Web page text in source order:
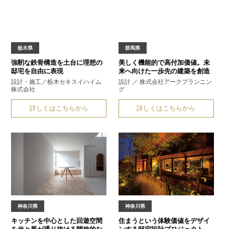
栃木県
強靭な鉄骨構造を土台に理想の
邸宅を自由に表現
設計・施工／栃木セキスイハイム
株式会社
詳しくはこちらから
群馬県
美しく機能的で高付加価値。未
来へ向けた一歩先の建築を創造
設計 ／ 株式会社アークプランニン
グ
詳しくはこちらから
神奈川県
キッチンを中心とした回遊空間
神奈川県
住まうという体験価値をデザイ